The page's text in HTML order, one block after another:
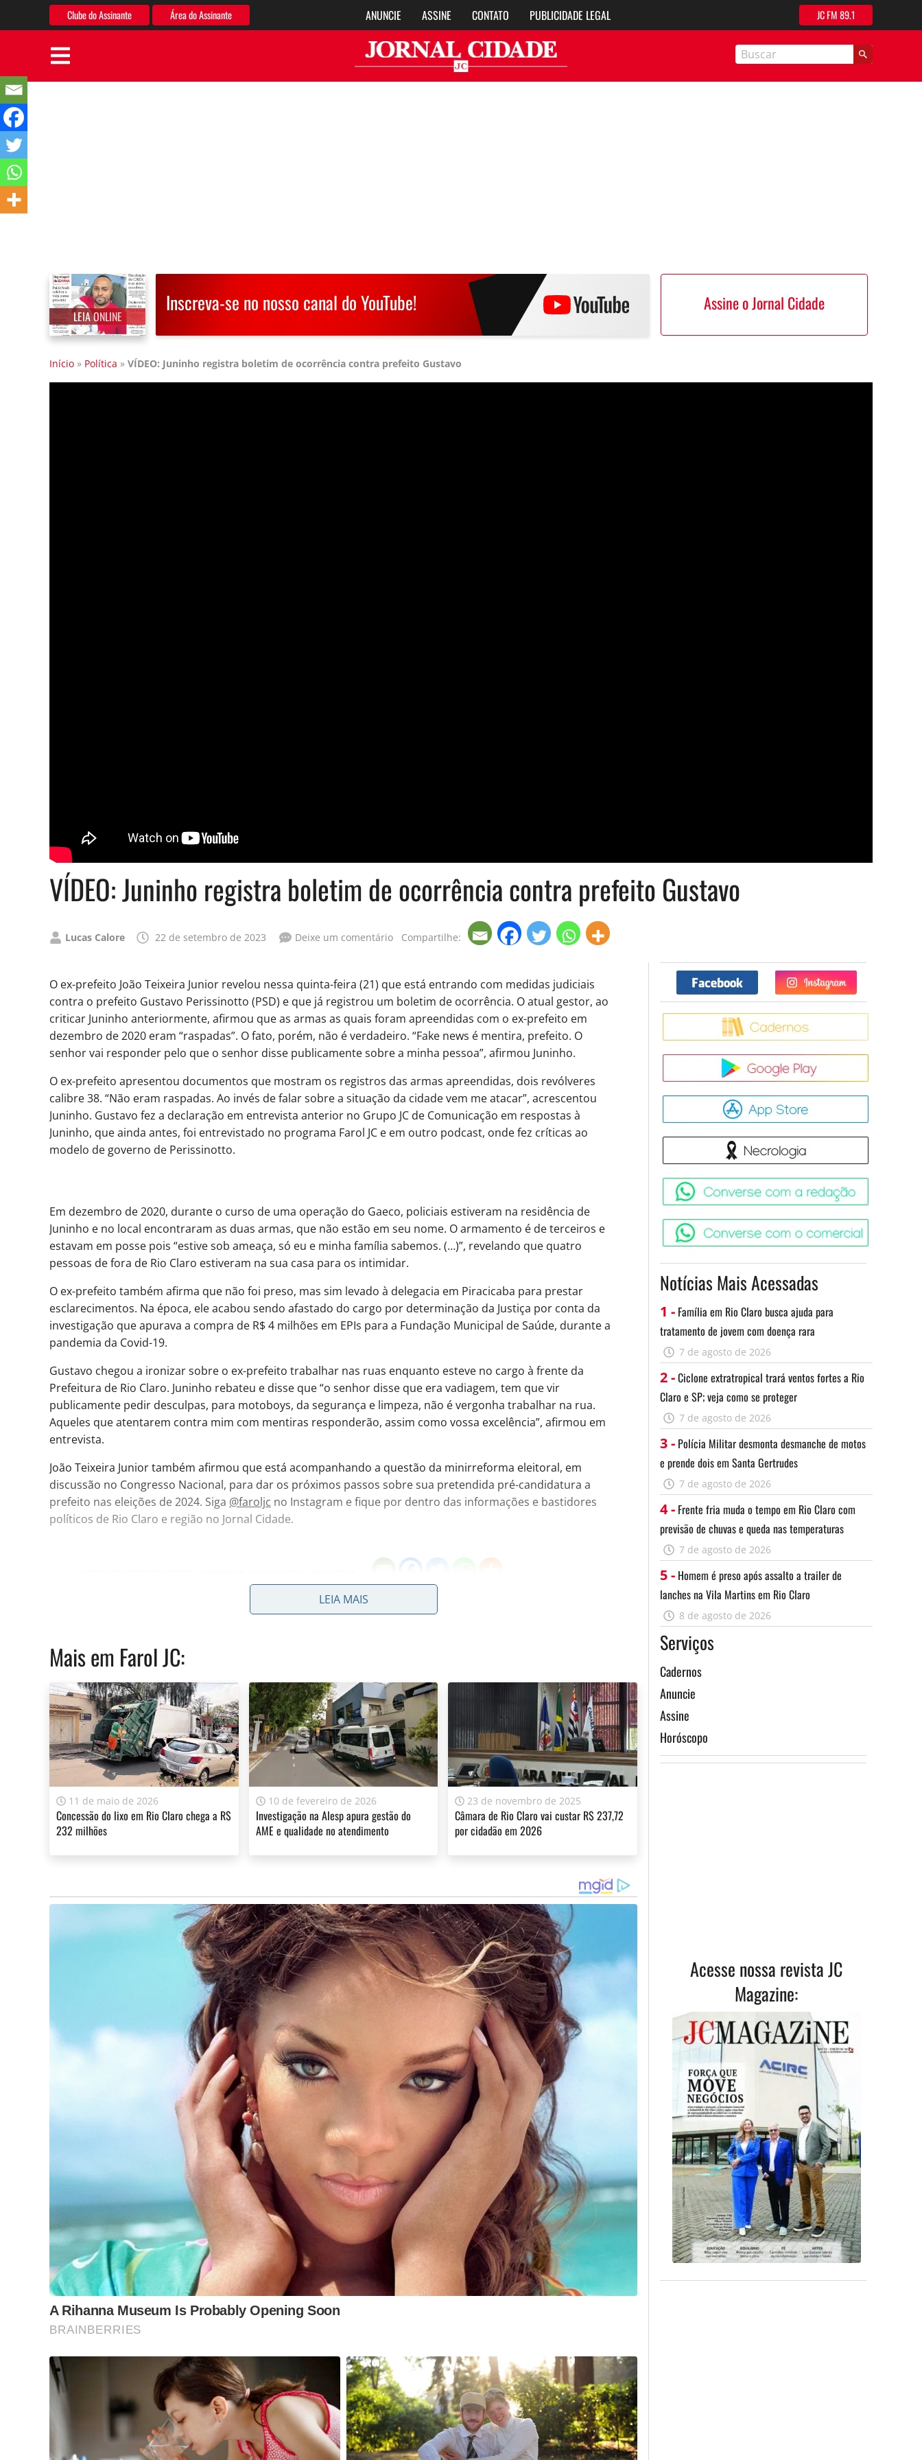
Clube do Assinante Área do Assinante ANUNCIE ASSINE CONTATO PUBLICIDADE LEGAL JC FM 89.1
LEIA ONLINE
Inscreva-se no nosso canal do YouTube! Assine o Jornal Cidade
Início » Política » VÍDEO: Juninho registra boletim de ocorrência contra prefeito Gustavo
VÍDEO: Juninho registra boletim de ocorrência contra prefeito Gustavo
Publicado
Lucas Calore 22 de setembro de 2023 Deixe um comentário Compartilhe:
O ex-prefeito João Teixeira Junior revelou nessa quinta-feira (21) que está entrando com medidas judiciais
contra o prefeito Gustavo Perissinotto (PSD) e que já registrou um boletim de ocorrência. O atual gestor, ao
criticar Juninho anteriormente, afirmou que as armas as quais foram apreendidas com o ex-prefeito em
dezembro de 2020 eram “raspadas”. O fato, porém, não é verdadeiro. “Fake news é mentira, prefeito. O
senhor vai responder pelo que o senhor disse publicamente sobre a minha pessoa”, afirmou Juninho.
O ex-prefeito apresentou documentos que mostram os registros das armas apreendidas, dois revólveres
calibre 38. “Não eram raspadas. Ao invés de falar sobre a situação da cidade vem me atacar”, acrescentou
Juninho. Gustavo fez a declaração em entrevista anterior no Grupo JC de Comunicação em respostas à
Juninho, que ainda antes, foi entrevistado no programa Farol JC e em outro podcast, onde fez críticas ao
modelo de governo de Perissinotto.
Em dezembro de 2020, durante o curso de uma operação do Gaeco, policiais estiveram na residência de
Juninho e no local encontraram as duas armas, que não estão em seu nome. O armamento é de terceiros e
estavam em posse pois “estive sob ameaça, só eu e minha família sabemos. (…)”, revelando que quatro
pessoas de fora de Rio Claro estiveram na sua casa para os intimidar.
O ex-prefeito também afirma que não foi preso, mas sim levado à delegacia em Piracicaba para prestar
esclarecimentos. Na época, ele acabou sendo afastado do cargo por determinação da Justiça por conta da
investigação que apurava a compra de R$ 4 milhões em EPIs para a Fundação Municipal de Saúde, durante a
pandemia da Covid-19.
Gustavo chegou a ironizar sobre o ex-prefeito trabalhar nas ruas enquanto esteve no cargo à frente da
Prefeitura de Rio Claro. Juninho rebateu e disse que “o senhor disse que era vadiagem, tem que vir
publicamente pedir desculpas, para motoboys, da segurança e limpeza, não é vergonha trabalhar na rua.
Aqueles que atentarem contra mim com mentiras responderão, assim como vossa excelência”, afirmou em
entrevista.
João Teixeira Junior também afirmou que está acompanhando a questão da minirreforma eleitoral, em
discussão no Congresso Nacional, para dar os próximos passos sobre sua pretendida pré-candidatura a
prefeito nas eleições de 2024. Siga @faroljc no Instagram e fique por dentro das informações e bastidores
políticos de Rio Claro e região no Jornal Cidade.
A sua assinatura é fundamental para continuarmos a oferecer informação de qualidade e credibilidade. Apoie o jornalismo
LEIA MAIS
Mais em Farol JC:
11 de maio de 2026
Concessão do lixo em Rio Claro chega a R$
232 milhões
10 de fevereiro de 2026
Investigação na Alesp apura gestão do
AME e qualidade no atendimento
23 de novembro de 2025
Câmara de Rio Claro vai custar R$ 237,72
por cidadão em 2026
Facebook Twitter
Notícias Mais Acessadas
1 - Família em Rio Claro busca ajuda para
tratamento de jovem com doença rara
7 de agosto de 2026
2 -Ciclone extratropical trará ventos fortes a Rio
Claro e SP; veja como se proteger
7 de agosto de 2026
3 - Polícia Militar desmonta desmanche de motos
e prende dois em Santa Gertrudes
7 de agosto de 2026
4 - Frente fria muda o tempo em Rio Claro com
previsão de chuvas e queda nas temperaturas
7 de agosto de 2026
5 - Homem é preso após assalto a trailer de
lanches na Vila Martins em Rio Claro
8 de agosto de 2026
Serviços
Cadernos
Anuncie
Assine
Horóscopo
Acesse nossa revista JC
Magazine: